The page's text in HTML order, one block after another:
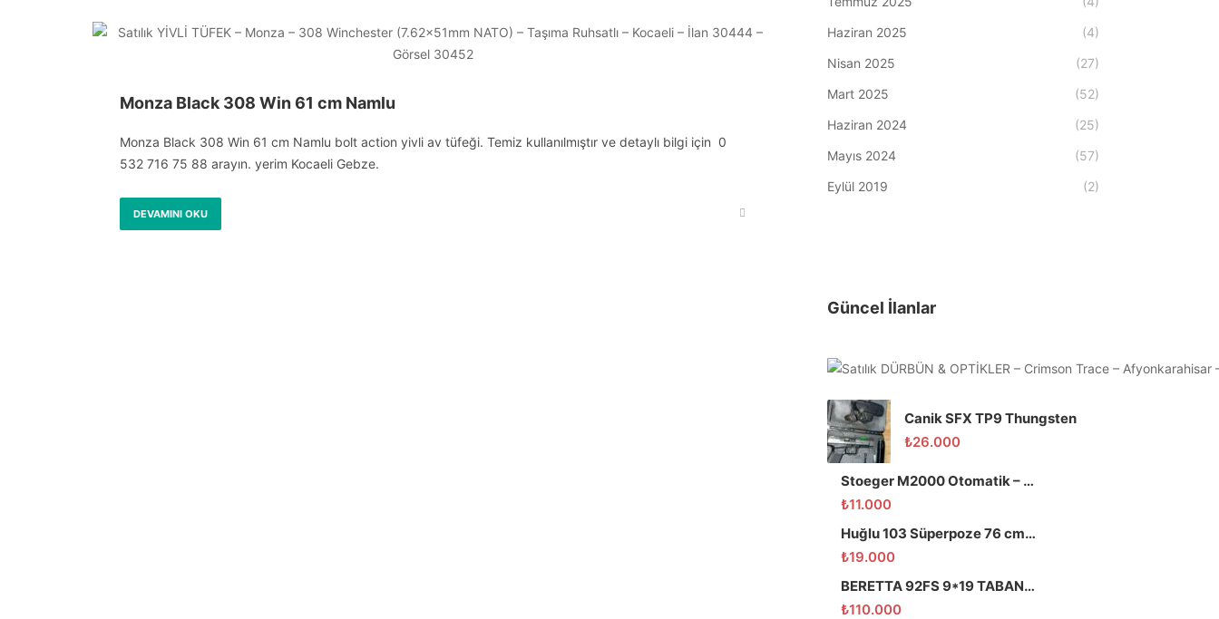
Monza Black 308 Win 61 cm Namlu
Monza Black 308 Win 61 cm Namlu bolt action yivli av tüfeği. Temiz kullanılmıştır ve detaylı bilgi için 0
532 716 75 88 arayın. yerim Kocaeli Gebze.
DEVAMINI OKU
Haziran 2025
(4)
Nisan 2025
(27)
Mart 2025
(52)
Haziran 2024
(25)
Mayıs 2024
(57)
Eylül 2019
(2)
Güncel İlanlar
Canik SFX TP9 Thungsten
₺26.000
Stoeger M2000 Otomatik – 66 Namlu – Temiz
₺11.000
Huğlu 103 Süperpoze 76 cm namlu
₺19.000
BERETTA 92FS 9*19 TABANCA
₺110.000